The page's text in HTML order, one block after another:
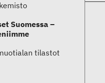
Suomessa –
tilastot